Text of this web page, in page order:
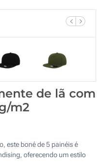
de lã com
m2
este boné de 5 painéis é
oferecendo um estilo